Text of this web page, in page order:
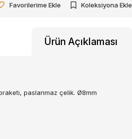
Favorilerime Ekle Koleksiyona Ekle
Ürün Açıklaması
paslanmaz çelik. Ø8mm